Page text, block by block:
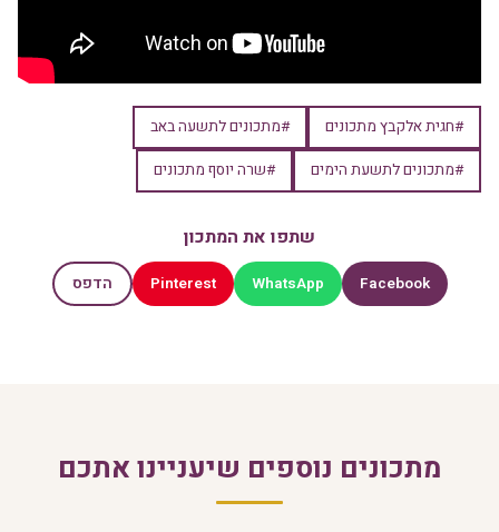
#חגית אלקבץ מתכונים
#מתכונים לתשעה באב
#מתכונים לתשעת הימים
#שרה יוסף מתכונים
שתפו את המתכון
Facebook
WhatsApp
Pinterest הדפס
מתכונים נוספים שיעניינו אתכם